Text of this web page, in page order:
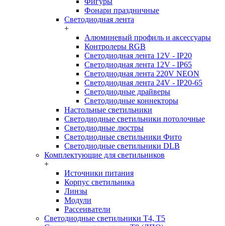
Фонари праздничные
Светодиодная лента
+
Алюминевый профиль и аксессуары
Контролеры RGB
Светодиодная лента 12V - IP20
Светодиодная лента 12V - IP65
Светодиодная лента 220V NEON
Светодиодная лента 24V - IP20-65
Светодиодные драйверы
Светодиодные коннекторы
Настольные светильники
Светодиодные светильники потолочные
Светодиодные люстры
Светодиодные светильники Фито
Светодиодные светильники DLB
Комплектующие для светильников
+
Источники питания
Корпус светильника
Линзы
Модули
Рассеиватели
Светодиодные светильники T4, T5